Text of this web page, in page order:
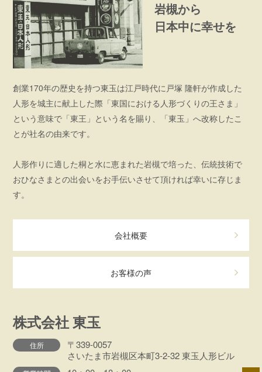
岩槻から
日本中に幸せを
創業170年の歴史を持つ東玉は江戸時代に戸塚 隆軒が作成した
人形を城主に献上した際「東国における人形づくりの王さま」
という意味で「東王」という名を賜り、「東玉」へ改称したこ
とが社名の由来です。
人形作りに適した桐と水に恵まれた岩槻で培った、伝統技術で
おひなさまとの出会いをお手伝いさせて頂ければ幸いに存じま
す。
会社概要
お客様の声
株式会社 東玉
住所
〒339-0057
さいたま市岩槻区本町3-2-32 東玉人形ビル